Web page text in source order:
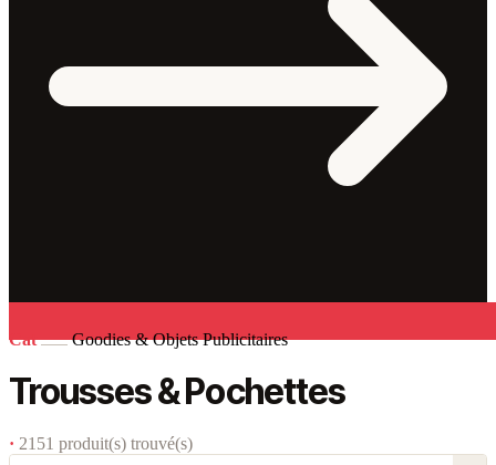
Cat Goodies & Objets Publicitaires
Trousses & Pochettes
· 2151 produit(s) trouvé(s)